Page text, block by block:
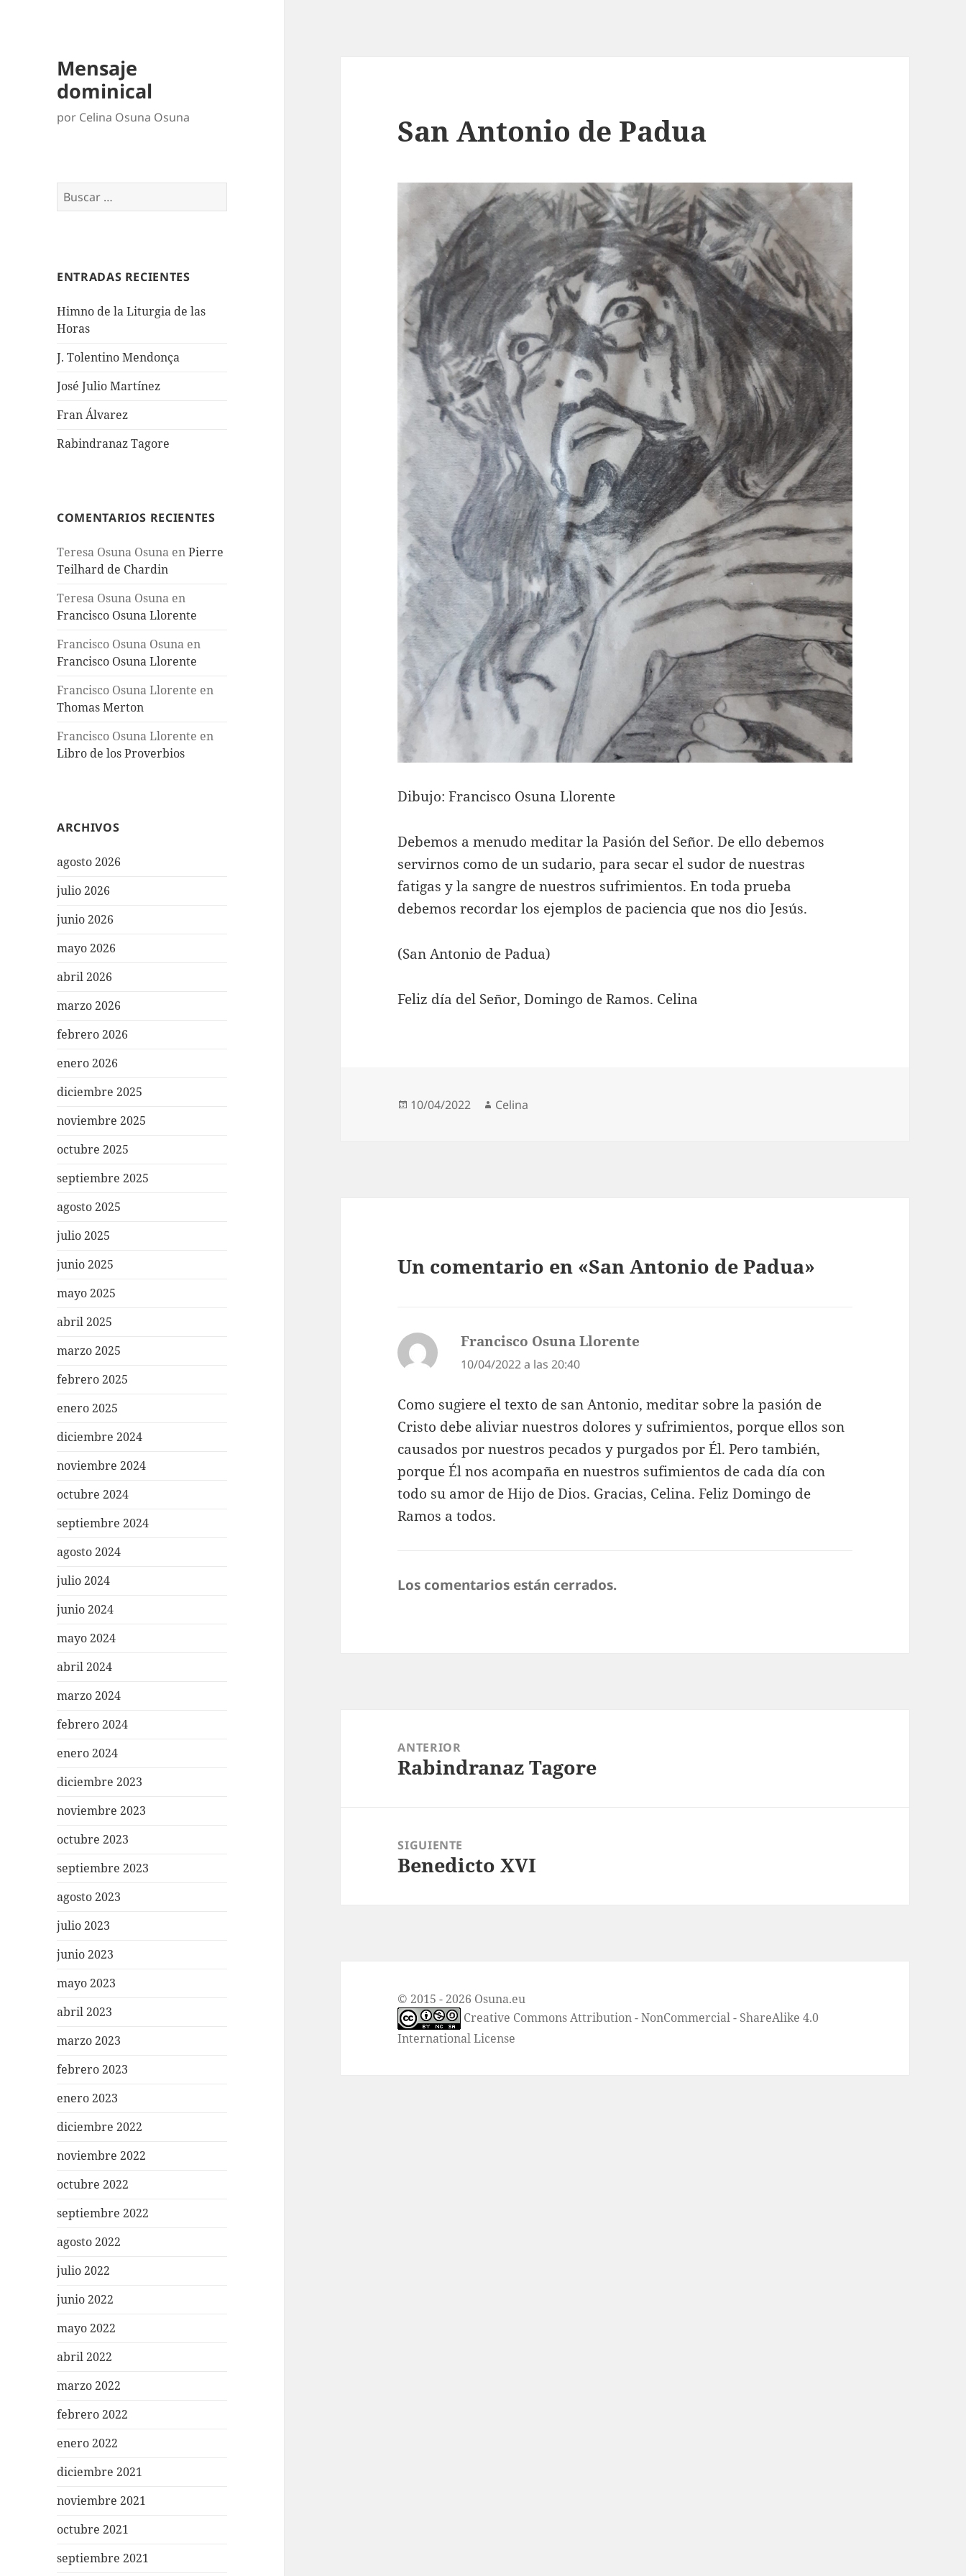
Mensaje
dominical
por Celina Osuna Osuna
Buscar:
ENTRADAS RECIENTES
Himno de la Liturgia de las
Horas
J. Tolentino Mendonça
José Julio Martínez
Fran Álvarez
Rabindranaz Tagore
COMENTARIOS RECIENTES
Teresa Osuna Osuna enPierre
Teilhard de Chardin
Teresa Osuna Osuna en
Francisco Osuna Llorente
Francisco Osuna Osuna en
Francisco Osuna Llorente
Francisco Osuna Llorente en
Thomas Merton
Francisco Osuna Llorente en
Libro de los Proverbios
ARCHIVOS
agosto 2026
julio 2026
junio 2026
mayo 2026
abril 2026
marzo 2026
febrero 2026
enero 2026
diciembre 2025
noviembre 2025
octubre 2025
septiembre 2025
agosto 2025
julio 2025
junio 2025
mayo 2025
abril 2025
marzo 2025
febrero 2025
enero 2025
diciembre 2024
noviembre 2024
octubre 2024
septiembre 2024
agosto 2024
julio 2024
junio 2024
mayo 2024
abril 2024
marzo 2024
febrero 2024
enero 2024
diciembre 2023
noviembre 2023
octubre 2023
septiembre 2023
agosto 2023
julio 2023
junio 2023
mayo 2023
abril 2023
marzo 2023
febrero 2023
enero 2023
diciembre 2022
noviembre 2022
octubre 2022
septiembre 2022
agosto 2022
julio 2022
junio 2022
mayo 2022
abril 2022
marzo 2022
febrero 2022
enero 2022
diciembre 2021
noviembre 2021
octubre 2021
septiembre 2021
San Antonio de Padua
Dibujo: Francisco Osuna Llorente
Debemos a menudo meditar la Pasión del Señor. De ello debemos
servirnos como de un sudario, para secar el sudor de nuestras
fatigas y la sangre de nuestros sufrimientos. En toda prueba
debemos recordar los ejemplos de paciencia que nos dio Jesús.
(San Antonio de Padua)
Feliz día del Señor, Domingo de Ramos. Celina
Publicado
10/04/2022 Autor
Celina
Un comentario en «San Antonio de Padua»
Francisco Osuna Llorente
10/04/2022 a las 20:40
Como sugiere el texto de san Antonio, meditar sobre la pasión de
Cristo debe aliviar nuestros dolores y sufrimientos, porque ellos son
causados por nuestros pecados y purgados por Él. Pero también,
porque Él nos acompaña en nuestros sufimientos de cada día con
todo su amor de Hijo de Dios. Gracias, Celina. Feliz Domingo de
Ramos a todos.
Los comentarios están cerrados.
entradas
ANTERIOR
Entrada
Rabindranaz Tagore
SIGUIENTE
Entrada
Benedicto XVI
© 2015 - 2026 Osuna.eu
Creative Commons Attribution - NonCommercial - ShareAlike 4.0
International License